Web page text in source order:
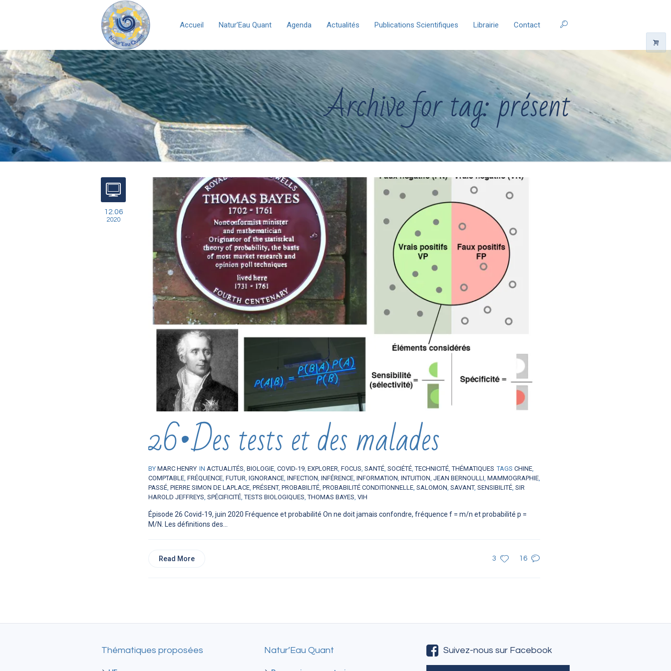
Accueil Natur’Eau Quant Agenda Actualités Publications Scientifiques Librairie Contact
Archive for tag: présent
12.06
2020
26•Des tests et des malades
BY MARC HENRY IN ACTUALITÉS, BIOLOGIE, COVID-19, EXPLORER, FOCUS, SANTÉ, SOCIÉTÉ,TECHNICITÉ,THÉMATIQUES TAGS CHINE,
COMPTABLE, FRÉQUENCE, FUTUR, IGNORANCE, INFECTION, INFÉRENCE, INFORMATION, INTUITION, JEAN BERNOULLI, MAMMOGRAPHIE,
PASSÉ, PIERRE SIMON DE LAPLACE, PRÉSENT, PROBABILITÉ, PROBABILITÉ CONDITIONNELLE, SALOMON, SAVANT, SENSIBILITÉ, SIR
HAROLD JEFFREYS, SPÉCIFICITÉ,TESTS BIOLOGIQUES,THOMAS BAYES, VIH
Épisode 26 Covid-19, juin 2020 Fréquence et probabilité On ne doit jamais confondre, fréquence f = m/n et probabilité p =
M/N. Les définitions des...
3 16
Read More
Thématiques proposées Natur’Eau Quant Suivez-nous sur Facebook